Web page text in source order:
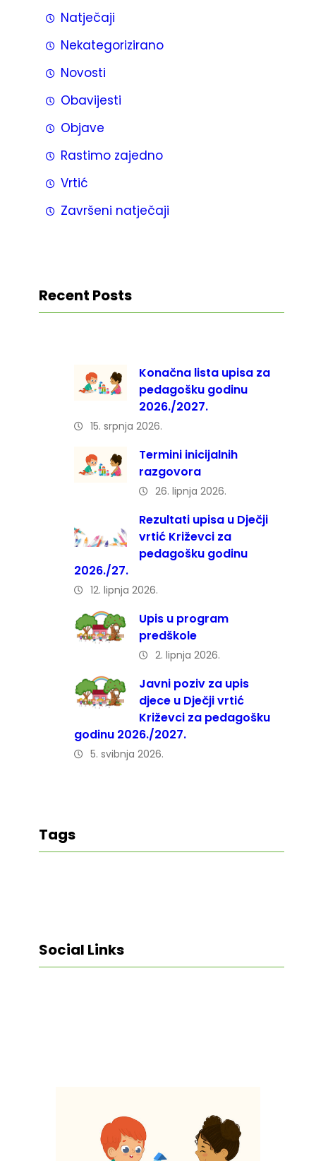
Natječaji
Nekategorizirano
Novosti
Obavijesti
Objave
Rastimo zajedno
Vrtić
Završeni natječaji
Recent Posts
Konačna lista upisa za
pedagošku godinu
2026./2027.
15. srpnja 2026.
Termini inicijalnih
razgovora
26. lipnja 2026.
Rezultati upisa u Dječji
vrtić Križevci za
pedagošku godinu
2026./27.
12. lipnja 2026.
Upis u program
predškole
2. lipnja 2026.
Javni poziv za upis
djece u Dječji vrtić
Križevci za pedagošku
godinu 2026./2027.
5. svibnja 2026.
Tags
Social Links